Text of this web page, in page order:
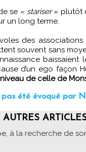
se « stariser» plutôt
un long terme.
des
souvent sans
baissaient
d’un ego façon
de celle de
pas été évoqué par
AUTRES
à la recherche de